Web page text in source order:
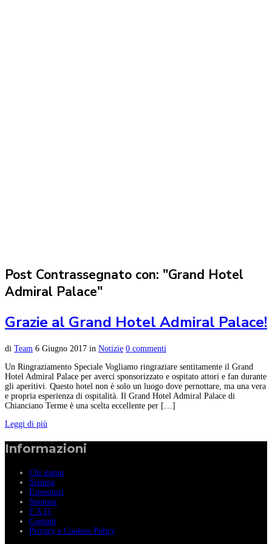
Post Contrassegnato con: "Grand Hotel
Admiral Palace"
Grazie al Grand Hotel Admiral Palace!
di Team 6 Giugno 2017 in Notizie 0 commenti
Un Ringraziamento Speciale Vogliamo ringraziare sentitamente il Grand
Hotel Admiral Palace per averci sponsorizzato e ospitato attori e fan durante
gli aperitivi. Questo hotel non è solo un luogo dove pernottare, ma una vera
e propria esperienza di ospitalità. Il Grand Hotel Admiral Palace di
Chianciano Terme è una scelta eccellente per […]
Leggi di più
Informazioni
Chi siamo
Stampa
Espositori
Sponsor
F.A.Q.
Contatti
Privacy e Cookies Policy